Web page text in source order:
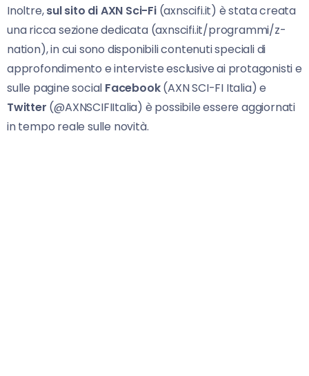
Inoltre,sul sito di AXN Sci-Fi(axnscifi.it) è stata creata
una ricca sezione dedicata (axnscifi.it/programmi/z-
nation), in cui sono disponibili contenuti speciali di
approfondimento e interviste esclusive ai protagonisti e
sulle pagine social Facebook(AXN SCI-FI Italia) e
Twitter (@AXNSCIFIItalia) è possibile essere aggiornati
in tempo reale sulle novità.